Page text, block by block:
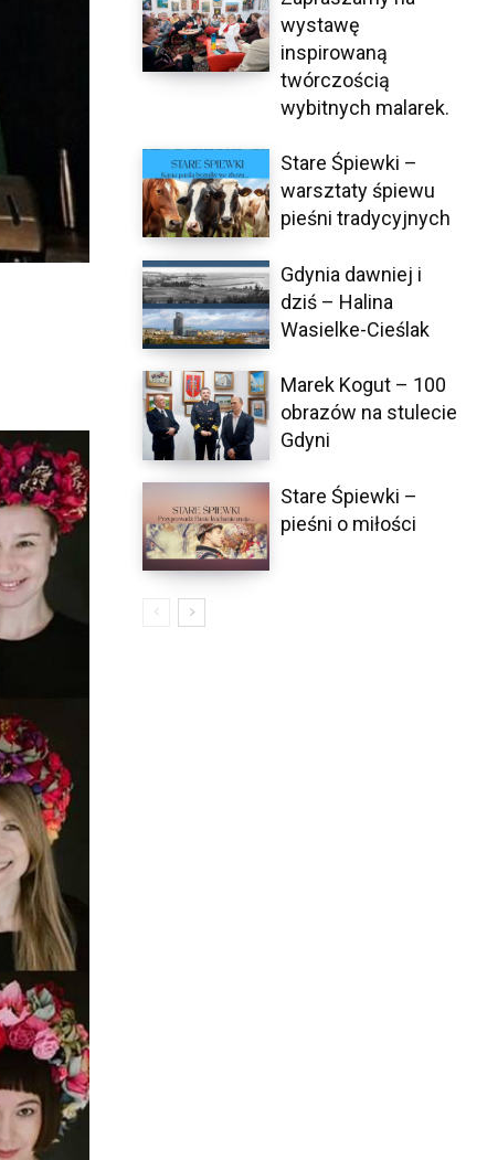
wystawę
inspirowaną
twórczością
wybitnych malarek.
Stare Śpiewki –
warsztaty śpiewu
pieśni tradycyjnych
Gdynia dawniej i
dziś – Halina
Wasielke-Cieślak
Marek Kogut – 100
obrazów na stulecie
Gdyni
Stare Śpiewki –
pieśni o miłości